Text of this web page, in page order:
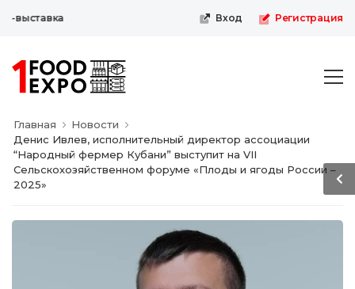
выставка Вход Регистрация
Главная
Новости
Денис Ивлев, исполнительный директор ассоциации
“Народный фермер Кубани” выступит на VII
Сельскохозяйственном форуме «Плоды и ягоды России –
2025»